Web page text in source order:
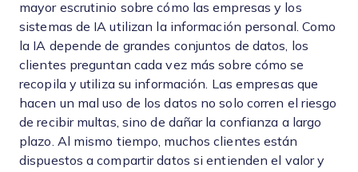
mayor escrutinio sobre cómo las empresas y los
sistemas de IA utilizan la información personal. Como
la IA depende de grandes conjuntos de datos, los
clientes preguntan cada vez más sobre cómo se
recopila y utiliza su información. Las empresas que
hacen un mal uso de los datos no solo corren el riesgo
de recibir multas, sino de dañar la confianza a largo
plazo. Al mismo tiempo, muchos clientes están
dispuestos a compartir datos si entienden el valor y